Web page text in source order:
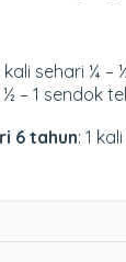
kali sehari ¼ –
½ – 1 sendok
6 tahun: 1